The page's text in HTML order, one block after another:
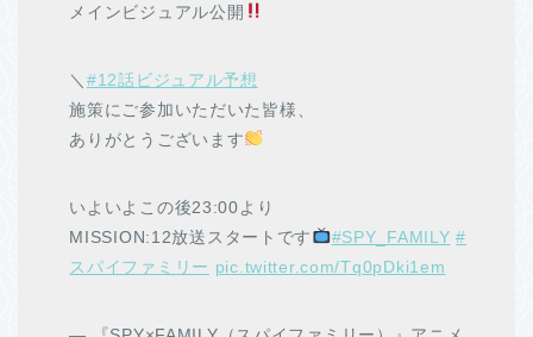
メインビジュアル公開
＼ #12話ビジュアル予想
施策にご参加いただいた皆様、
ありがとうございます
いよいよこの後23:00より
MISSION:12放送スタートです
#SPY_FAMILY #
スパイファミリー pic.twitter.com/Tq0pDki1em